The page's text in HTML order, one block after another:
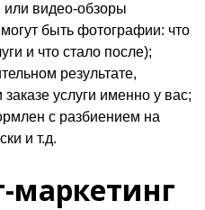
видео-обзоры
быть фотографии: что
и что стало после);
результате,
услуги именно у вас;
с разбиением на
и т.д.
маркетинг